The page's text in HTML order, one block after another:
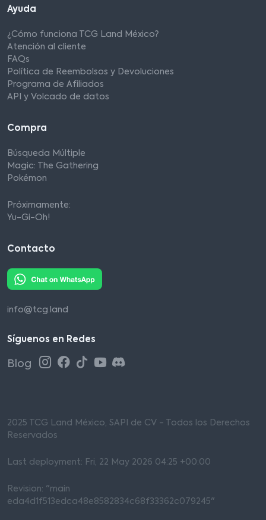
Ayuda
¿Cómo funciona TCG Land México?
Atención al cliente
FAQs
Política de Reembolsos y Devoluciones
Programa de Afiliados
API y Volcado de datos
Compra
Búsqueda Múltiple
Magic: The Gathering
Pokémon
Próximamente:
Yu-Gi-Oh!
Contacto
info@tcg.land
Síguenos en Redes
Blog
2025 TCG Land México, SAPI de CV - Todos los Derechos
Reservados
Last deployment: Fri, 22 May 2026 04:25 +00:00
Revision: "main
eda4d1f513edca48e8582834c68f33362c079245"